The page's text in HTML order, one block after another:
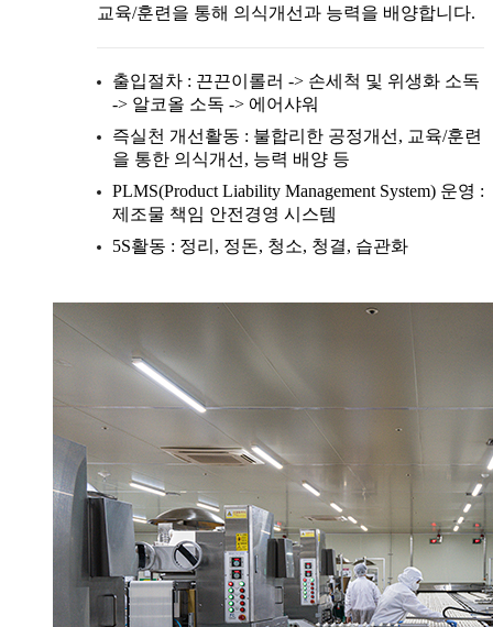
교육/훈련을 통해 의식개선과 능력을 배양합니다.
출입절차 : 끈끈이롤러 -> 손세척 및 위생화 소독
-> 알코올 소독 -> 에어샤워
즉실천 개선활동 : 불합리한 공정개선, 교육/훈련
을 통한 의식개선, 능력 배양 등
PLMS(Product Liability Management System) 운영 :
제조물 책임 안전경영 시스템
5S활동 : 정리, 정돈, 청소, 청결, 습관화